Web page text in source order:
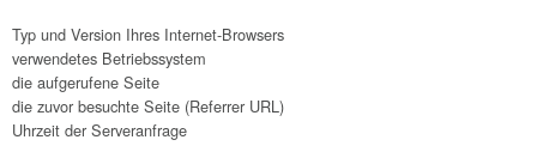
Typ und Version Ihres Internet-Browsers
verwendetes Betriebssystem
die aufgerufene Seite
die zuvor besuchte Seite (Referrer URL)
Uhrzeit der Serveranfrage